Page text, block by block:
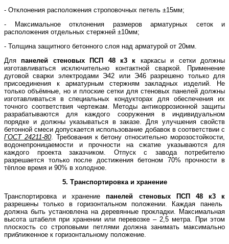
- Отклонения расположения строповочных петель ±15мм;
- Максимальное отклонения размеров арматурных сеток и
расположения отдельных стержней ±10мм;
- Толщина защитного бетонного слоя над арматурой от 20мм.
Дляпанелей стеновых ПСП 48 к3 к каркасы и сетки должны
изготавливаться исключительно контактной сваркой. Применение
дуговой сварки электродами Э42 или Э46 разрешено только для
присоединения к арматурным стержням закладных изделий. Не
только объёмные, но и плоские сетки для стеновых панелей должны
изготавливаться в специальных кондукторах для обеспечения их
точного соответствия чертежам. Методы антикоррозионной защиты
разрабатываются для каждого сооружения в индивидуальном
порядке и должны указываться в заказе. Для улучшения свойств
бетонной смеси допускается использование добавок в соответствии с
ГОСТ 24211-80. Требования к бетону относительно морозостойкости,
водонепроницаемости и прочности на сжатие указываются для
каждого проекта заказчиком. Отпуск с завода потребителю
разрешается только после достижения бетоном 70% прочности в
тёплое время и 90% в холодное.
5. Транспортировка и хранение
Транспортировка и хранениепанелей стеновых
ПСП 48 к3 к
разрешены только в горизонтальном положении. Каждая панель
должна быть установлена на деревянные прокладки. Максимальная
высота штабеля при хранении или перевозке – 2,5 метра. При этом
плоскость со строповыми петлями должна занимать максимально
приближенное к горизонтальному положение.